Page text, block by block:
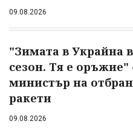
09.08.2026
"Зимата в Украйна
сезон. Тя е оръжие"
министър на
ракети
09.08.2026